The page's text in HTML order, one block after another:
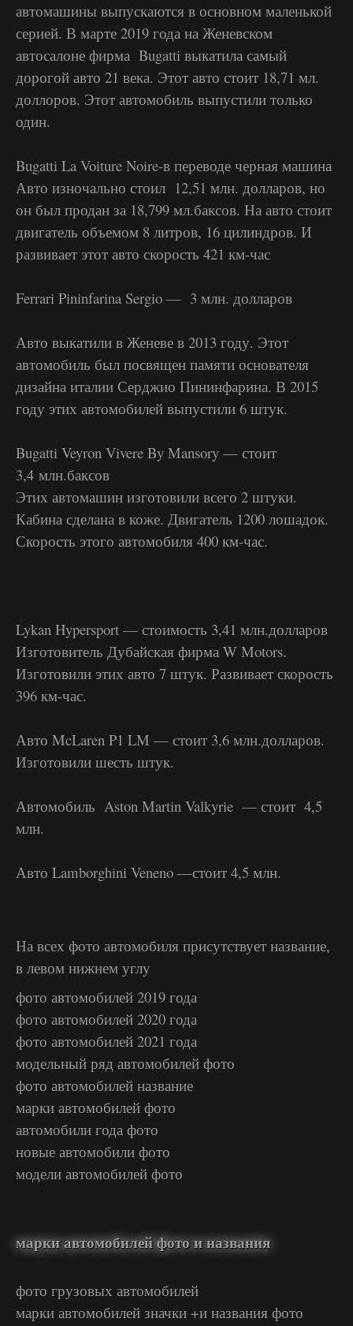
автомашины выпускаются в основном маленькой
серией. В марте 2019 года на Женевском
автосалоне фирма Bugatti выкатила самый
дорогой авто 21 века. Этот авто стоит 18,71 мл.
доллоров. Этот автомобиль выпустили только
один.
Bugatti La Voiture Noire-в переводе черная машина
Авто изночально стоил 12,51 млн. долларов, но
он был продан за 18,799 мл.баксов. На авто стоит
двигатель объемом 8 литров, 16 цилиндров. И
развивает этот авто скорость 421 км-час
Ferrari Pininfarina Sergio — 3 млн. долларов
Авто выкатили в Женеве в 2013 году. Этот
автомобиль был посвящен памяти основателя
дизайна италии Серджио Пининфарина. В 2015
году этих автомобилей выпустили 6 штук.
Bugatti Veyron Vivere By Mansory — стоит
3,4 млн.баксов
Этих автомашин изготовили всего 2 штуки.
Кабина сделана в коже. Двигатель 1200 лошадок.
Скорость этого автомобиля 400 км-час.
Lykan Hypersport — стоимость 3,41 млн.долларов
Изготовитель Дубайская фирма W Motors.
Изготовили этих авто 7 штук. Развивает скорость
396 км-час.
Авто McLaren P1 LM — стоит 3,6 млн.долларов.
Изготовили шесть штук.
Автомобиль Aston Martin Valkyrie — стоит 4,5
млн.
Авто Lamborghini Veneno —стоит 4,5 млн.
На всех фото автомобиля присутствует название,
в левом нижнем углу
фото автомобилей 2019 года
фото автомобилей 2020 года
фото автомобилей 2021 года
модельный ряд автомобилей фото
фото автомобилей название
марки автомобилей фото
автомобили года фото
новые автомобили фото
модели автомобилей фото
марки автомобилей фото и названия
фото грузовых автомобилей
марки автомобилей значки +и названия фото